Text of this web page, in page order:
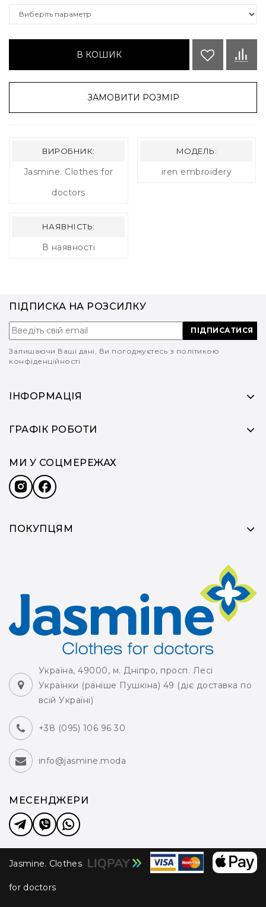
В КОШИК
ЗАМОВИТИ РОЗМІР
ВИРОБНИК:
Jasmine. Clothes for
doctors
МОДЕЛЬ:
iren embroidery
НАЯВНІСТЬ:
В наявності
ІНФОРМАЦІЯ
ГРАФІК РОБОТИ
Україна, 49000, м. Дніпро, просп. Лесі
Українки (раніше Пушкіна) 49 (діє доставка по
всій Україні)
+38 (095) 106 96 30
info@jasmine.moda
ПОКУПЦЯМ
ПІДПИСКА НА РОЗСИЛКУ
ПІДПИСАТИСЯ
Залишаючи Ваші дані, Ви погоджуєтесь з політикою
конфіденційності
МИ У СОЦМЕРЕЖАХ
МЕСЕНДЖЕРИ
Jasmine. Clothes
for doctors